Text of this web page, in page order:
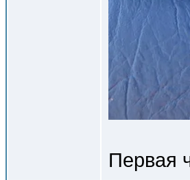
Первая